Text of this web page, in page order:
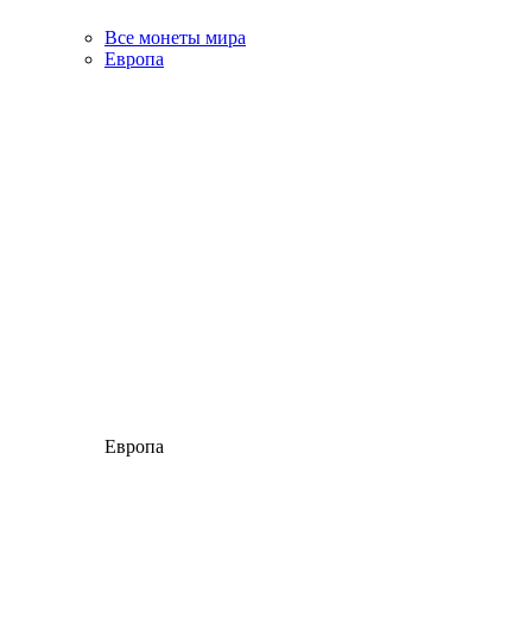
Все монеты мира
Европа
Европа